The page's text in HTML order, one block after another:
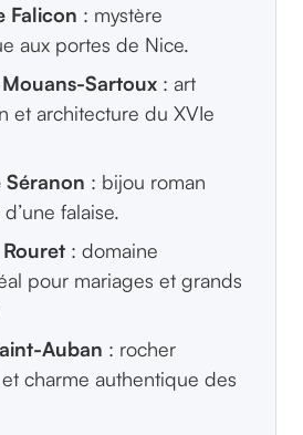
Falicon : mystère
aux portes de Nice.
Sartoux : art
et architecture du XVIe
: bijou roman
falaise.
: domaine
pour mariages et grands
Auban : rocher
charme authentique des